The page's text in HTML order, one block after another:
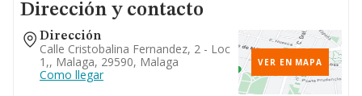
Dirección y contacto
Dirección
Calle Cristobalina Fernandez, 2 - Loc
1,, Malaga, 29590, Malaga
Como llegar
VER EN MAPA